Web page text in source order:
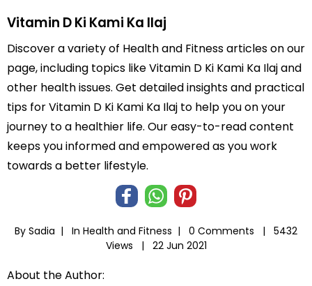
Vitamin D Ki Kami Ka Ilaj
Discover a variety of Health and Fitness articles on our
page, including topics like Vitamin D Ki Kami Ka Ilaj and
other health issues. Get detailed insights and practical
tips for Vitamin D Ki Kami Ka Ilaj to help you on your
journey to a healthier life. Our easy-to-read content
keeps you informed and empowered as you work
towards a better lifestyle.
By Sadia | In Health and Fitness | 0 Comments |
5432
Views |
22 Jun 2021
About the Author: